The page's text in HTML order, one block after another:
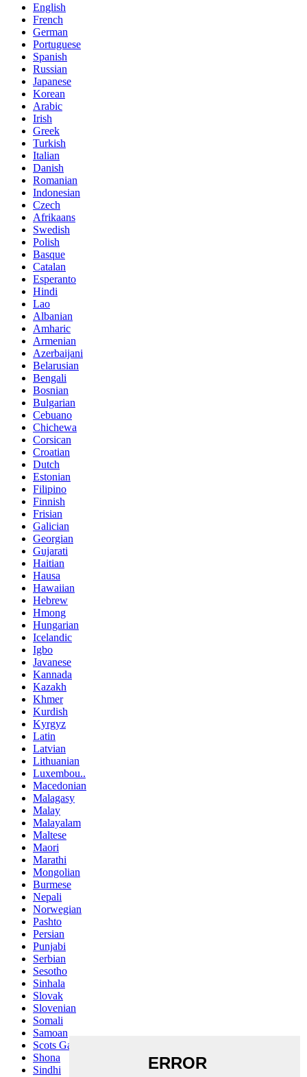
English
French
German
Portuguese
Spanish
Russian
Japanese
Korean
Arabic
Irish
Greek
Turkish
Italian
Danish
Romanian
Indonesian
Czech
Afrikaans
Swedish
Polish
Basque
Catalan
Esperanto
Hindi
Lao
Albanian
Amharic
Armenian
Azerbaijani
Belarusian
Bengali
Bosnian
Bulgarian
Cebuano
Chichewa
Corsican
Croatian
Dutch
Estonian
Filipino
Finnish
Frisian
Galician
Georgian
Gujarati
Haitian
Hausa
Hawaiian
Hebrew
Hmong
Hungarian
Icelandic
Igbo
Javanese
Kannada
Kazakh
Khmer
Kurdish
Kyrgyz
Latin
Latvian
Lithuanian
Luxembou..
Macedonian
Malagasy
Malay
Malayalam
Maltese
Maori
Marathi
Mongolian
Burmese
Nepali
Norwegian
Pashto
Persian
Punjabi
Serbian
Sesotho
Sinhala
Slovak
Slovenian
Somali
Samoan
Scots Gaelic
Shona
Sindhi